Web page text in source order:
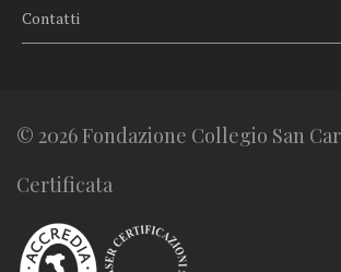
Contatti
© 2026 Fondazione Collegio San
Certificata